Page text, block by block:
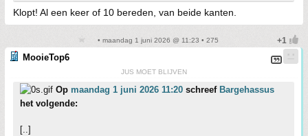
Klopt! Al een keer of 10 bereden, van beide kanten.
• maandag 1 juni 2026 @ 11:23 • 275
MooieTop6
JUS MOET BLIJVEN
Op maandag 1 juni 2026 11:20 schreef Bargehassus
het volgende:
[..]